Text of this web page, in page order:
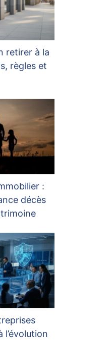
retirer à la
règles et
:
décès
l’évolution